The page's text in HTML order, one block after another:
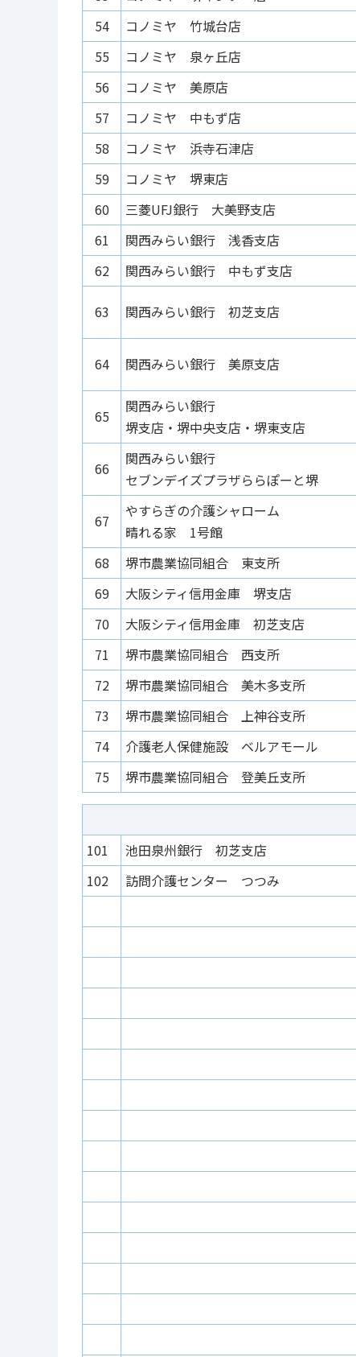
54
コノミヤ 竹城台店
55
コノミヤ 泉ヶ丘店
56
コノミヤ 美原店
57
コノミヤ 中もず店
58
コノミヤ 浜寺石津店
59
コノミヤ 堺東店
60
三菱UFJ銀行 大美野支店
61
関西みらい銀行 浅香支店
62
関西みらい銀行 中もず支店
63 関西みらい銀行 初芝支店
64 関西みらい銀行 美原支店
65
関西みらい銀行
堺支店・堺中央支店・堺東支店
66
関西みらい銀行
セブンデイズプラザららぽーと堺
67
やすらぎの介護シャローム
晴れる家 1号館
68 堺市農業協同組合 東支所
69
大阪シティ信用金庫 堺支店
70
大阪シティ信用金庫 初芝支店
71
堺市農業協同組合 西支所
72
堺市農業協同組合 美木多支所
73
堺市農業協同組合 上神谷支所
74
介護老人保健施設 ベルアモール
75
堺市農業協同組合 登美丘支所
101
池田泉州銀行 初芝支店
102
訪問介護センター つつみ